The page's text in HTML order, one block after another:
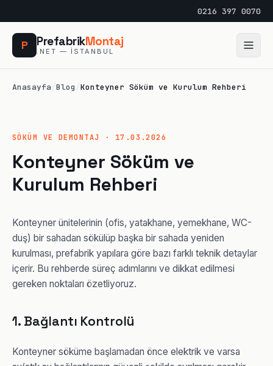
0216 397 0070
P PrefabrikMontaj
.NET — İSTANBUL
Anasayfa/Blog /Konteyner Söküm ve Kurulum Rehberi
SÖKÜM VE DEMONTAJ · 17.03.2026
Konteyner Söküm ve
Kurulum Rehberi
Konteyner ünitelerinin (ofis, yatakhane, yemekhane, WC-
duş) bir sahadan sökülüp başka bir sahada yeniden
kurulması, prefabrik yapılara göre bazı farklı teknik detaylar
içerir. Bu rehberde süreç adımlarını ve dikkat edilmesi
gereken noktaları özetliyoruz.
1. Bağlantı Kontrolü
Konteyner söküme başlamadan önce elektrik ve varsa